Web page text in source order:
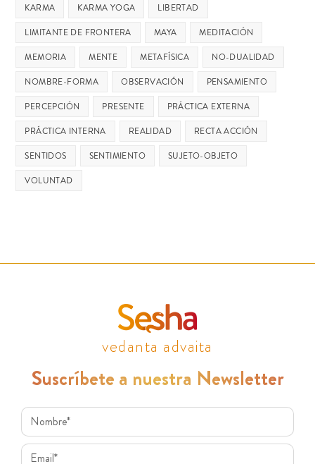
KARMA
KARMA YOGA
LIBERTAD
LIMITANTE DE FRONTERA
MAYA
MEDITACIÓN
MEMORIA
MENTE METAFÍSICA
NO-DUALIDAD
NOMBRE-FORMA
OBSERVACIÓN
PENSAMIENTO
PERCEPCIÓN
PRESENTE
PRÁCTICA EXTERNA
PRÁCTICA INTERNA
REALIDAD
RECTA ACCIÓN
SENTIDOS
SENTIMIENTO
SUJETO-OBJETO
VOLUNTAD
vedanta advaita
Suscríbete a nuestra Newsletter